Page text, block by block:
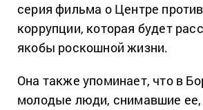
серия фильма о Центре
коррупции, которая будет
якобы роскошной жизни.
Она также упоминает, что в
молодые люди, снимавшие ее,